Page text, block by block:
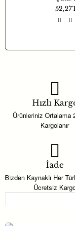
Hızlı
Ürünleriniz Ortalama
Kargolanır
İade
Bizden Kaynaklı Her
Ücretsiz